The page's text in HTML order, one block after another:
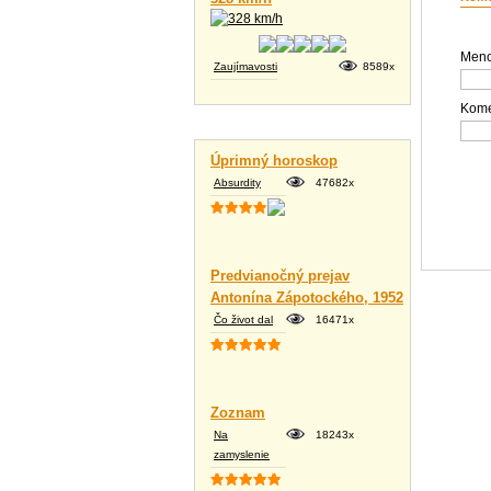
Zaujímavosti 8589x
Úprimný horoskop
Absurdity 47682x
Predvianočný prejav
Antonína Zápotockého, 1952
Čo život dal 16471x
Zoznam
Na
zamyslenie
18243x